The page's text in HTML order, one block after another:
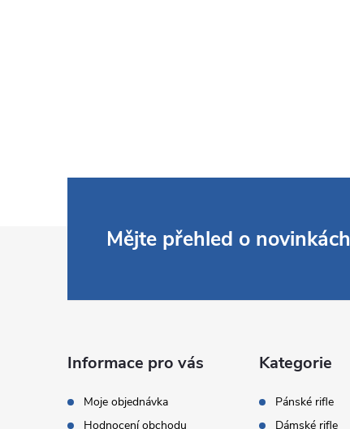
Mějte přehled o novinkách
Informace pro vás
Moje objednávka
Hodnocení obchodu
Kategorie
Pánské rifle
Dámské rifle